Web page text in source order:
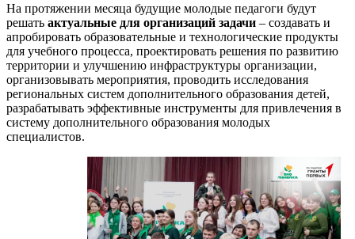
На протяжении месяца будущие молодые педагоги будут
решать актуальные для организаций задачи – создавать и
апробировать образовательные и технологические продукты
для учебного процесса, проектировать решения по развитию
территории и улучшению инфраструктуры организации,
организовывать мероприятия, проводить исследования
региональных систем дополнительного образования детей,
разрабатывать эффективные инструменты для привлечения в
систему дополнительного образования молодых
специалистов.